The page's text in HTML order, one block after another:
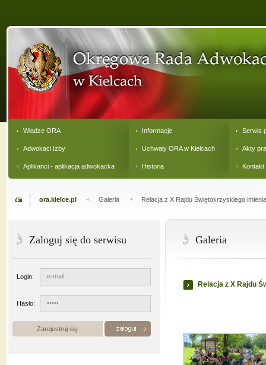
Władze ORA
Adwokaci Izby
Aplikanci - aplikacja adwokacka
Informacje
Uchwały ORA w Kielcach
Historia
Serwis
Akty
Kontakt
ora.kielce.pl Galeria Relacja z X Rajdu Świętokrzyskiego
Galeria
Relacja z X Rajdu
Zaloguj się do serwisu
Login:
Hasło:
Zarejestruj się